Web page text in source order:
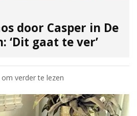
door Casper in De
‘Dit gaat te ver’
om verder te lezen